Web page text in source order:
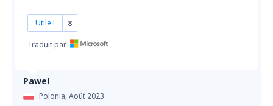
Pawel
Polonia,Août 2023
Utile ! 8
Traduit par